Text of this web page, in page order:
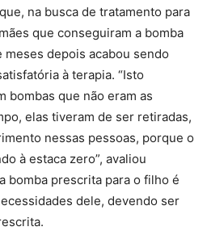
na busca de tratamento para
que conseguiram a bomba
meses depois acabou sendo
à terapia. “Isto
bombas que não eram as
elas tiveram de ser retiradas,
nessas pessoas, porque o
à estaca zero”, avaliou
bomba prescrita para o filho é
dele, devendo ser